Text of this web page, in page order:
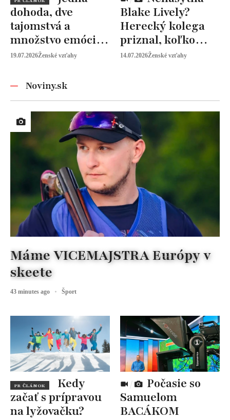
dohoda, dve
tajomstvá a
množstvo emócií.
Mia Sheridan a
19.07.2026Ženské vzťahy
Blake Lively?
Herecký kolega
priznal, koľko
peňazí od neho
14.07.2026Ženské vzťahy
Noviny.sk
PR ČLÁNOK
začať s prípravou
na lyžovačku?
Samuelom
BACÁKOM
Máme VICEMAJSTRA Európy v
skeete
43 minutes ago Šport